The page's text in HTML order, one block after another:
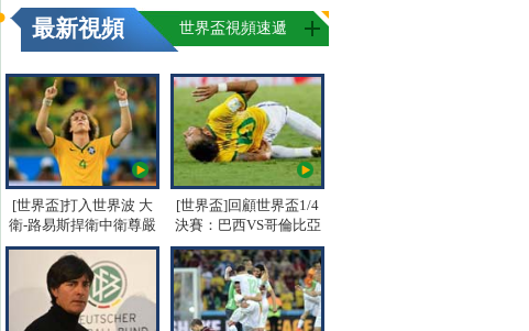
最新視頻 世界盃視頻速遞
[世界盃]打入世界波 大
衛-路易斯捍衛中衛尊嚴
[世界盃]回顧世界盃1/4
決賽：巴西VS哥倫比亞